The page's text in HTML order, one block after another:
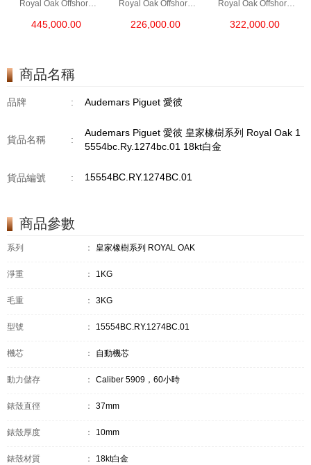
Royal Oak Offshore
26420ro.Oo.A002ca.0
445,000.00
Royal Oak Offshore
26420so.Oo.A002ca.0
226,000.00
Royal Oak Offshore
26420so.Oo.A600ca.0
322,000.00
商品名稱
品牌 : Audemars Piguet 愛彼
貨品名稱 :
Audemars Piguet 愛彼 皇家橡樹系列 Royal Oak 1
5554bc.Ry.1274bc.01 18kt白金
貨品編號 : 15554BC.RY.1274BC.01
商品參數
系列 ： 皇家橡樹系列 ROYAL OAK
淨重 ： 1KG
毛重 ： 3KG
型號 ： 15554BC.RY.1274BC.01
機芯 ： 自動機芯
動力儲存 ： Caliber 5909，60小時
錶殼直徑 ： 37mm
錶殼厚度 ： 10mm
錶殼材質 ： 18kt白金